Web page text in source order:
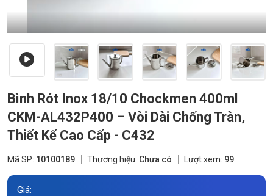
Bình Rót Inox 18/10 Chockmen 400ml
CKM-AL432P400 – Vòi Dài Chống Tràn,
Thiết Kế Cao Cấp - C432
Mã SP: 10100189 Thương hiệu: Chưa có Lượt xem: 99
Giá: